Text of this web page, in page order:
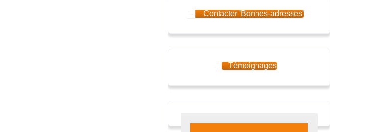
Contacter 'Bonnes-adresses'
Témoignages